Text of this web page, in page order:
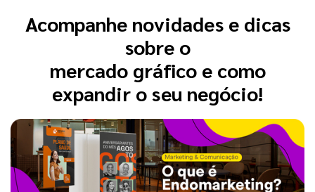
Acompanhe novidades e dicas
sobre o
mercado gráfico e como
expandir o seu negócio!